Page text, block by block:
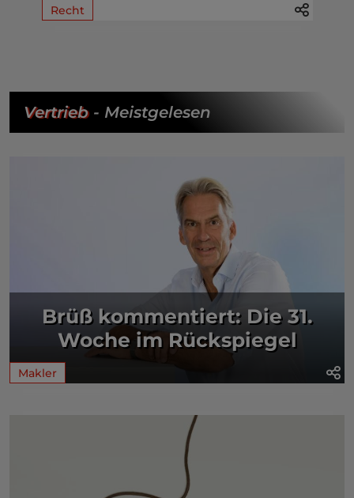
Recht
Vertrieb- Meistgelesen
Brüß kommentiert: Die 31.
Woche im Rückspiegel
Makler